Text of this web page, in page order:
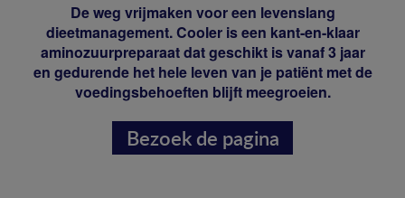
De weg vrijmaken voor een levenslang
dieetmanagement. Cooler is een kant-en-klaar
aminozuurpreparaat dat geschikt is vanaf 3 jaar
en gedurende het hele leven van je patiënt met de
voedingsbehoeften blijft meegroeien.
Bezoek de pagina